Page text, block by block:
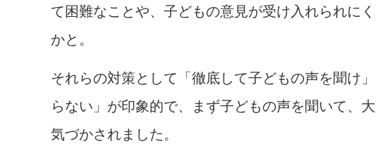
て困難なことや、子どもの意見が受け入れられに
かと。
それらの対策として「徹底して子どもの声を聞け
らない」が印象的で、まず子どもの声を聞いて、
気づかされました。